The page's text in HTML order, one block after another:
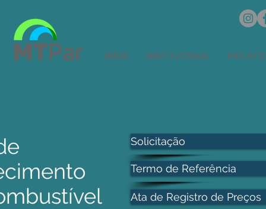
INÍCIO INSTITUCIONAL
Solicitação
Termo de Referência
Ata de Registro de Preços